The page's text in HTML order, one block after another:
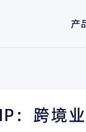
产
：跨境